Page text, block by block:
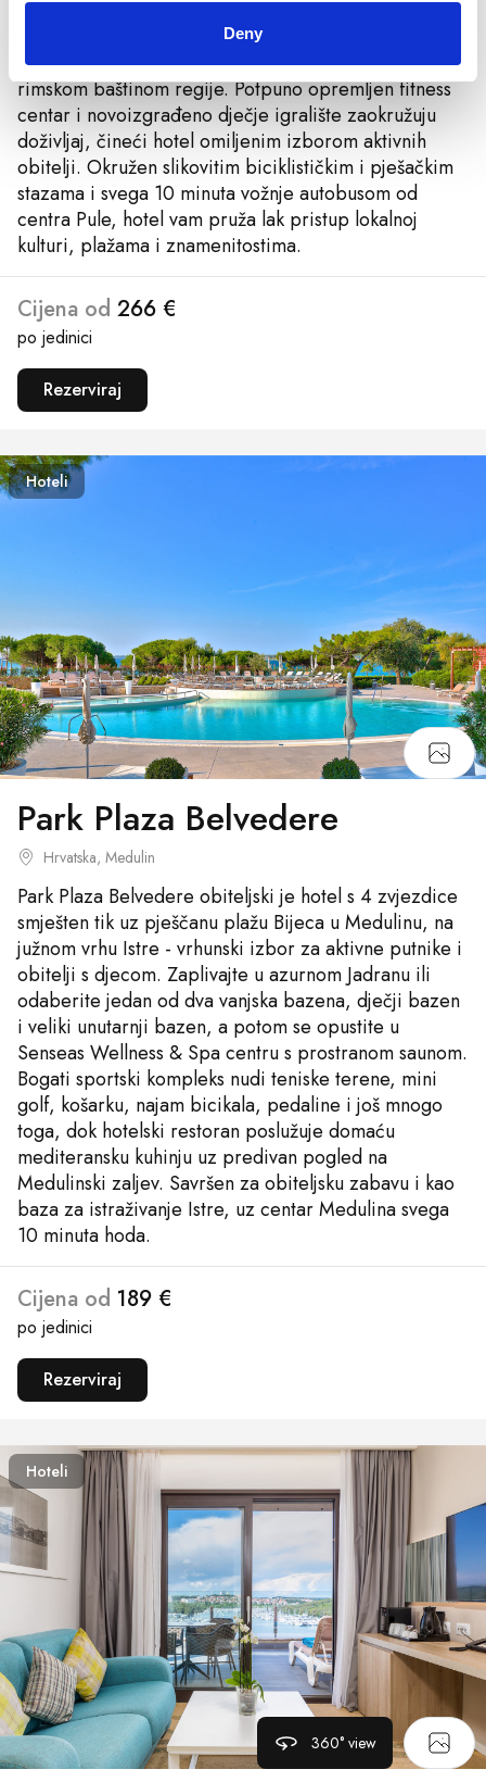
Deny
vanjski bazen s morskom vodom te se okrijepiti u spa
i wellness centru koji nudi suvremene tretmane uz
jedinstven izbor terapija nadahnutih bogatom
rimskom baštinom regije. Potpuno opremljen fitness
centar i novoizgrađeno dječje igralište zaokružuju
doživljaj, čineći hotel omiljenim izborom aktivnih
obitelji. Okružen slikovitim biciklističkim i pješačkim
stazama i svega 10 minuta vožnje autobusom od
centra Pule, hotel vam pruža lak pristup lokalnoj
kulturi, plažama i znamenitostima.
Cijena od 266 €
po jedinici
Rezerviraj
Hoteli
Park Plaza Belvedere
Hrvatska, Medulin
Park Plaza Belvedere obiteljski je hotel s 4 zvjezdice
smješten tik uz pješčanu plažu Bijeca u Medulinu, na
južnom vrhu Istre - vrhunski izbor za aktivne putnike i
obitelji s djecom. Zaplivajte u azurnom Jadranu ili
odaberite jedan od dva vanjska bazena, dječji bazen
i veliki unutarnji bazen, a potom se opustite u
Senseas Wellness & Spa centru s prostranom saunom.
Bogati sportski kompleks nudi teniske terene, mini
golf, košarku, najam bicikala, pedaline i još mnogo
toga, dok hotelski restoran poslužuje domaću
mediteransku kuhinju uz predivan pogled na
Medulinski zaljev. Savršen za obiteljsku zabavu i kao
baza za istraživanje Istre, uz centar Medulina svega
10 minuta hoda.
Cijena od 189 €
po jedinici
Rezerviraj
Hoteli
360° view